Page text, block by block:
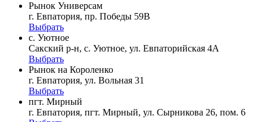
Рынок Универсам
г. Евпатория, пр. Победы 59В
Выбрать
с. Уютное
Сакский р-н, с. Уютное, ул. Евпаторийская 4А
Выбрать
Рынок на Короленко
г. Евпатория, ул. Вольная 31
Выбрать
пгт. Мирный
г. Евпатория, пгт. Мирный, ул. Сырникова 26, пом. 6